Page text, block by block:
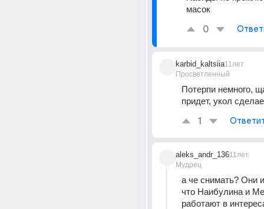
масок
0
karbid_kaltsiia
Просветленный
11лет
Потерпи немного,
придет, укол
1
aleks_andr_136
Мудрец
11лет
а че снимать? Они
что Наибулина и
работают в